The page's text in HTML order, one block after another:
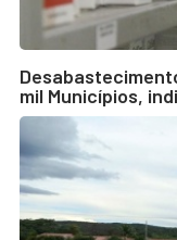
mil Municípios,